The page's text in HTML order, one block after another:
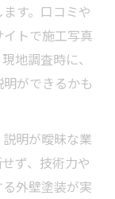
す。口コミや
トで施工写真
地調査時に、
ができるかも
明が曖昧な業
ず、技術力や
外壁塗装が実